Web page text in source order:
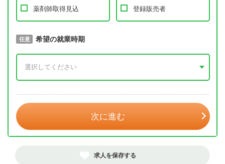
薬剤師取得見込 登録販売者
必須 取得予定年
任意 希望の就業時期
次に進む
求人を保存する